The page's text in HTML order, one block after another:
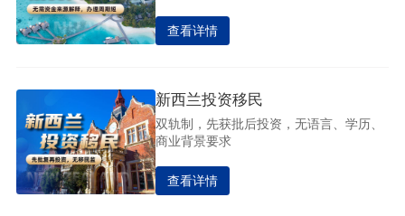
查看详情
新西兰投资移民
双轨制，先获批后投资，无语言、学历、
商业背景要求
查看详情